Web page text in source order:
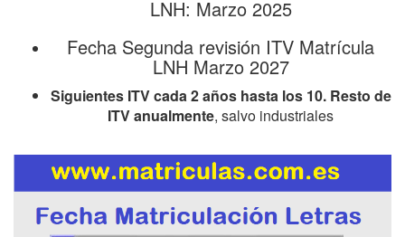
LNH: Marzo 2025
Fecha Segunda revisión ITV Matrícula
LNH Marzo 2027
Siguientes ITV cada 2 años hasta los 10. Resto de
ITV anualmente, salvo industriales